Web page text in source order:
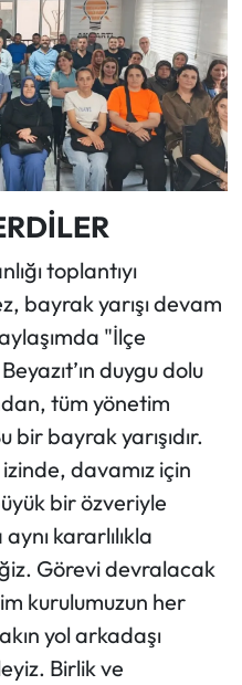
toplantıyı
bayrak yarışı devam
"İlçe
duygu dolu
tüm yönetim
bir bayrak yarışıdır.
davamız için
bir özveriyle
kararlılıkla
Görevi devralacak
kurulumuzun her
yol arkadaşı
Birlik ve